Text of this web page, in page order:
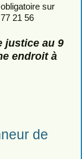
sur
21 56
justice au 9
endroit à
de